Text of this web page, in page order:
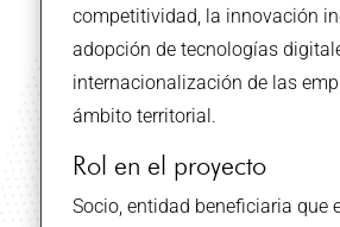
competitividad, la innovación
adopción de tecnologías
internacionalización de las
ámbito territorial.
Rol en el proyecto
Socio, entidad beneficiaria que